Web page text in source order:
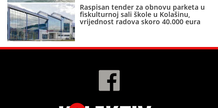
Raspisan tender za obnovu parketa u
fiskulturnoj sali škole u Kolašinu,
vrijednost radova skoro 40.000 eura